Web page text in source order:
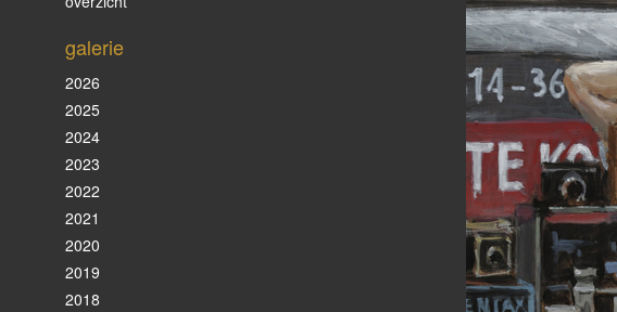
galerie
2026
2025
2024
2023
2022
2021
2020
2019
2018